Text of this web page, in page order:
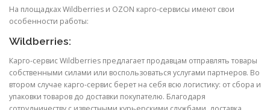
На площадках Wildberries и OZON карго-сервисы имеют свои
особенности работы:
Wildberries:
Карго-сервис Wildberries предлагает продавцам отправлять товары
собственными силами или воспользоваться услугами партнеров. Во
втором случае карго-сервис берет на себя всю логистику: от сбора и
упаковки товаров до доставки покупателю. Благодаря